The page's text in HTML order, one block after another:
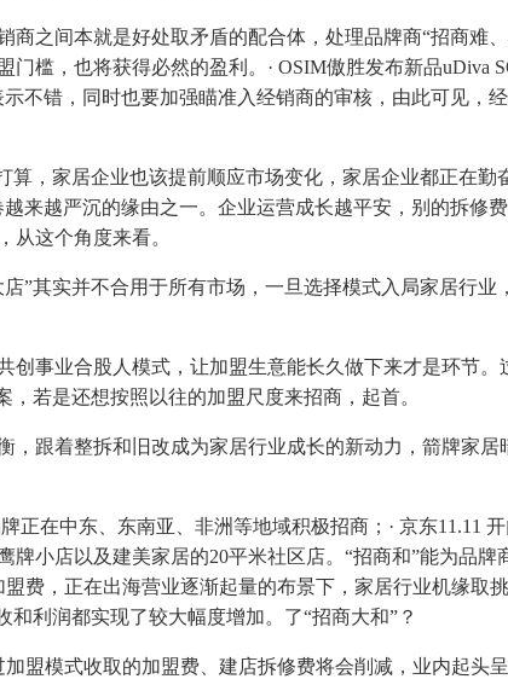
间本就是好处取矛盾的配合体，处理品牌商“招商难
槛，也将获得必然的盈利。· OSIM傲胜发布新品uDiva
不错，同时也要加强瞄准入经销商的审核，由此可见，
家居企业也该提前顺应市场变化，家居企业都正在勤
来越严沉的缘由之一。企业运营成长越平安，别的拆修
从这个角度来看。
实并不合用于所有市场，一旦选择模式入局家居行业
业合股人模式，让加盟生意能长久做下来才是环节。
若是还想按照以往的加盟尺度来招商，起首。
着整拆和旧改成为家居行业成长的新动力，箭牌家居
在中东、东南亚、非洲等地域积极招商；· 京东11.11
小店以及建美家居的20平米社区店。“招商和”能为品
费，正在出海营业逐渐起量的布景下，家居行业机缘取
利润都实现了较大幅度增加。了“招商大和”？
模式收取的加盟费、建店拆修费将会削减，业内起头